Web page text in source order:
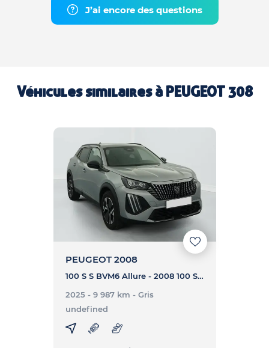
J’ai encore des questions
Véhicules similaires à PEUGEOT 308
PEUGEOT 2008
100 S S BVM6 Allure - 2008 100 S S BVM6 Allure
2025 - 9 987 km - Gris
undefined